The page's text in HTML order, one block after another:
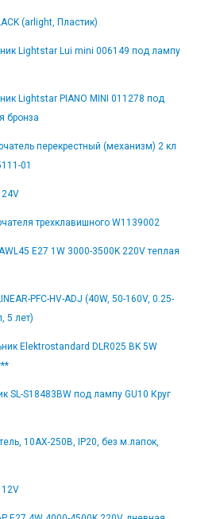
(arlight, Пластик)
Lightstar Lui mini 006149 под лампу
Lightstar PIANO MINI 011278 под
бронза
перекрестный (механизм) 2 кл
01
24V
трехклавишного W1139002
E27 1W 3000-3500K 220V теплая
PFC-HV-ADJ (40W, 50-160V, 0.25-
5 лет)
Elektrostandard DLR025 BK 5W
SL-S18483BW под лампу GU10 Круг
10АХ-250В, IP20, без м.лапок,
12V